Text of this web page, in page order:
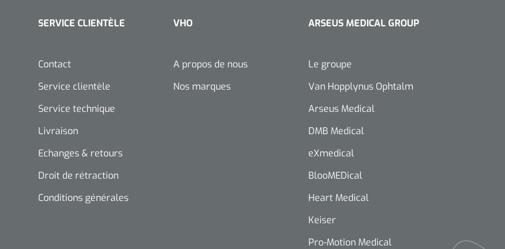
SERVICE CLIENTÈLE
Contact
Service clientèle
Service technique
Livraison
Echanges & retours
Droit de rétraction
Conditions générales
VHO
A propos de nous
Nos marques
ARSEUS MEDICAL GROUP
Le groupe
Van Hopplynus Ophtalm
Arseus Medical
DMB Medical
eXmedical
BlooMEDical
Heart Medical
Keiser
Pro-Motion Medical